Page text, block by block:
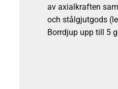
av axialkraften
och stålgjutgods
Borrdjup upp till 5